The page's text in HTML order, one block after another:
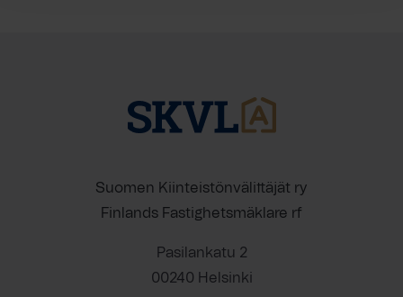
Suomen Kiinteistönvälittäjät ry
Finlands Fastighetsmäklare rf
Pasilankatu 2
00240 Helsinki